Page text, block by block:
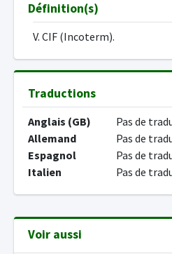
Définition(s)
V. CIF (Incoterm).
Traductions
Anglais (GB)
Pas de
Allemand
Pas de
Espagnol
Pas de
Italien
Pas de
Voir aussi